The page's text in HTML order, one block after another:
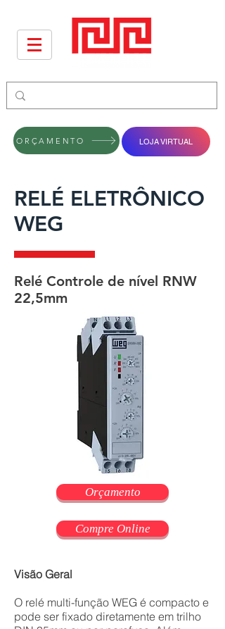
ORÇAMENTO LOJA VIRTUAL
RELÉ ELETRÔNICO
WEG
Relé Controle de nível RNW
22,5mm
Orçamento
Compre Online
Visão Geral
O relé multi-função WEG é compacto e
pode ser fixado diretamente em trilho